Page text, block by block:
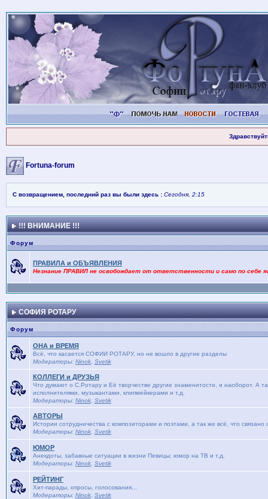
Fortuna-forum
С возвращением, последний раз вы были здесь : Сегодня, 2:15
!!! ВНИМАНИЕ !!!
Форум
ПРАВИЛА и ОБЪЯВЛЕНИЯ
Незнание ПРАВИЛ не освобождает от ответственности и само по себе
СОФИЯ РОТАРУ
Форум
ОНА и ВРЕМЯ
Bсё, что касается СОФИИ РОТАРУ, но не вошло в другие разделы
Модераторы: Ninok, Svetik
КОЛЛЕГИ и ДРУЗЬЯ
Что думают о С.Ротару и Её творчестве другие знаменитости, и наоборот. А
исполнителями, музыкантами, клипмейкерами и т.д.
Модераторы: Ninok, Svetik
АВТОРЫ
Истории сотрудничества с композиторами и поэтами, а так же всё, что связано
Модераторы: Ninok, Svetik
ЮМОР
Анекдоты, забавные ситуации в жизни Певицы; юмор на ТВ и т.д.
Модераторы: Ninok, Svetik
РЕЙТИНГ
Хит-парады, опросы, голосования...
Модераторы: Ninok, Svetik